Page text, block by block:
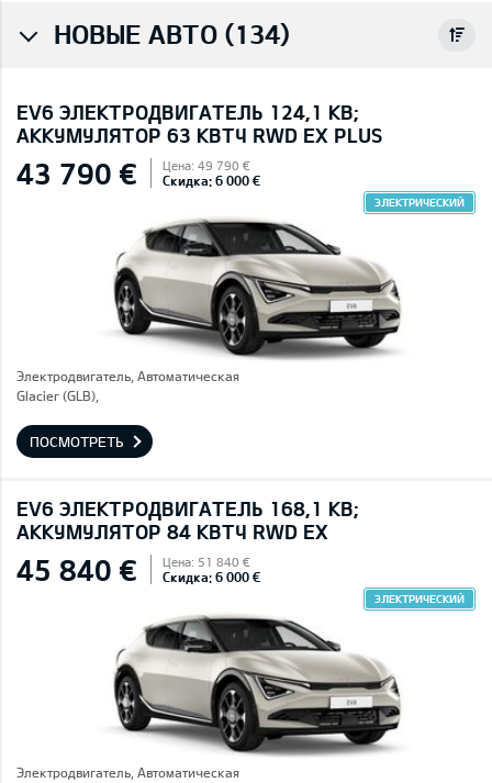
НОВЫЕ АВТО (134)
EV6 ЭЛЕКТРОДВИГАТЕЛЬ 124,1 КВ;
AККУМУЛЯТОР 63 КВТЧ RWD EX PLUS
43 790 € Цена: 49 790 €
Скидка: 6 000 €
ЭЛЕКТРИЧЕСКИЙ
Электродвигатель, Автоматическая
Glacier (GLB),
ПОСМОТРЕТЬ
EV6 ЭЛЕКТРОДВИГАТЕЛЬ 168,1 КВ;
AККУМУЛЯТОР 84 КВТЧ RWD EX
45 840 € Цена: 51 840 €
Скидка: 6 000 €
ЭЛЕКТРИЧЕСКИЙ
Электродвигатель, Автоматическая